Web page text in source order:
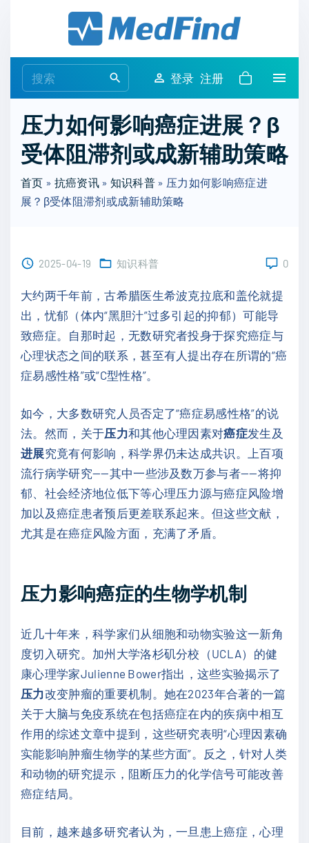
e
r
c
h
f
o
登录 注册
压力如何影响癌症进展？β
受体阻滞剂或成新辅助策略
首页 » 抗癌资讯» 知识科普 » 压力如何影响癌症进
展？β受体阻滞剂或成新辅助策略
2025-04-19 知识科普 0
大约两千年前，古希腊医生希波克拉底和盖伦就提
出，忧郁（体内“黑胆汁”过多引起的抑郁）可能导
致癌症。自那时起，无数研究者投身于探究癌症与
心理状态之间的联系，甚至有人提出存在所谓的“癌
症易感性格”或“C型性格”。
如今，大多数研究人员否定了“癌症易感性格”的说
法。然而，关于压力和其他心理因素对癌症发生及
进展究竟有何影响，科学界仍未达成共识。上百项
流行病学研究——其中一些涉及数万参与者——将抑
郁、社会经济地位低下等心理压力源与癌症风险增
加以及癌症患者预后更差联系起来。但这些文献，
尤其是在癌症风险方面，充满了矛盾。
压力影响癌症的生物学机制
近几十年来，科学家们从细胞和动物实验这一新角
度切入研究。加州大学洛杉矶分校（UCLA）的健
康心理学家Julienne Bower指出，这些实验揭示了
压力改变肿瘤的重要机制。她在2023年合著的一篇
关于大脑与免疫系统在包括癌症在内的疾病中相互
作用的综述文章中提到，这些研究表明“心理因素确
实能影响肿瘤生物学的某些方面”。反之，针对人类
和动物的研究提示，阻断压力的化学信号可能改善
癌症结局。
目前，越来越多研究者认为，一旦患上癌症，心理